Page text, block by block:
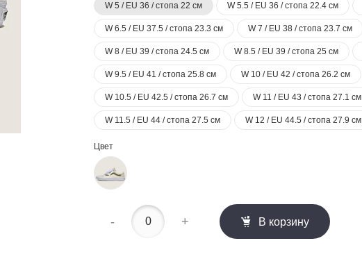
W 5 / EU 36 / стопа 22 см
W 5.5 / EU 36 / стопа 22.4 см
W 6.5 / EU 37.5 / стопа 23.3 см W 7 / EU 38 / стопа 23.7 см
W 8 / EU 39 / стопа 24.5 см W 8.5 / EU 39 / стопа 25 см
W 9.5 / EU 41 / стопа 25.8 см W 10 / EU 42 / стопа 26.2 см
W 10.5 / EU 42.5 / стопа 26.7 см W 11 / EU 43 / стопа 27.1 см
W 11.5 / EU 44 / стопа 27.5 см W 12 / EU 44.5 / стопа 27.9 см
Цвет
- + В корзину